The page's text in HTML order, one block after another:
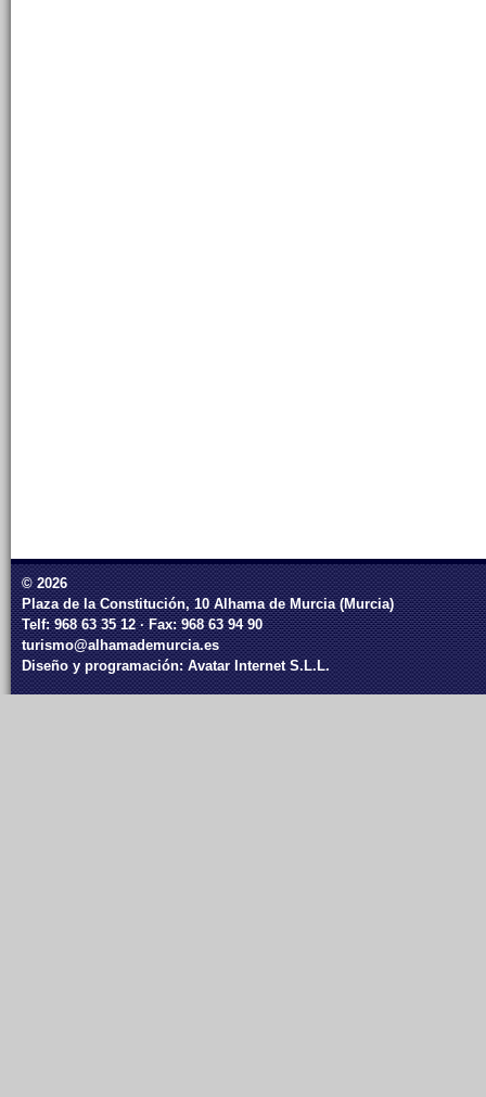
© 2026
Plaza de la Constitución, 10 Alhama de Murcia (Murcia)
Telf: 968 63 35 12 · Fax: 968 63 94 90
turismo@alhamademurcia.es
Diseño y programación:Avatar Internet S.L.L.